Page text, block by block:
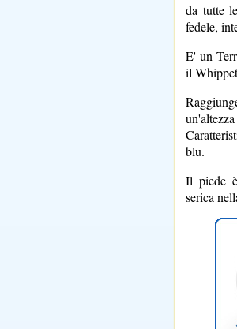
da tutte
fedele,
E' un
il
blu.
Il piede
serica